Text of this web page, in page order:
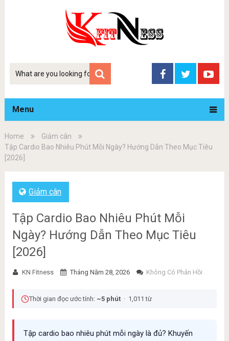
Tim
Menu
Home
Giảm cân
Tập Cardio Bao Nhiêu Phút Mỗi Ngày? Hướng Dẫn Theo Mục Tiêu
[2026]
Giảm cân
Tập Cardio Bao Nhiêu Phút Mỗi
Ngày? Hướng Dẫn Theo Mục Tiêu
[2026]
KN Fitness Tháng Năm 28, 2026 Không Có Phản Hồi
Thời gian đọc ước tính: ~5 phút· 1,011 từ
Tập cardio bao nhiêu phút mỗi ngày là đủ? Khuyến